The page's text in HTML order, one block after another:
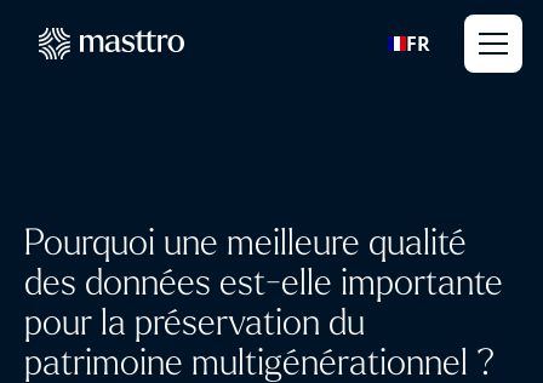
FR
Pourquoi une meilleure qualité
des données est-elle importante
pour la préservation du
patrimoine multigénérationnel ?